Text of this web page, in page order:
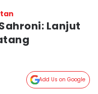
Lanjut
Add Us on Google